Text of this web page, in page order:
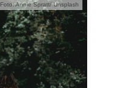
Foto: Annie Spratt/ Unsplash